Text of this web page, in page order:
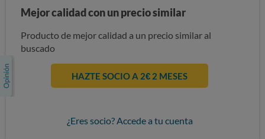
Mejor calidad con un precio similar
Producto de mejor calidad a un precio similar al
buscado
HAZTE SOCIO A 2€ 2 MESES
¿Eres socio? Accede a tu cuenta